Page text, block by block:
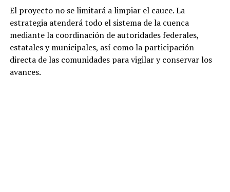
El proyecto no se limitará a limpiar el cauce. La
estrategia atenderá todo el sistema de la cuenca
mediante la coordinación de autoridades federales,
estatales y municipales, así como la participación
directa de las comunidades para vigilar y conservar los
avances.